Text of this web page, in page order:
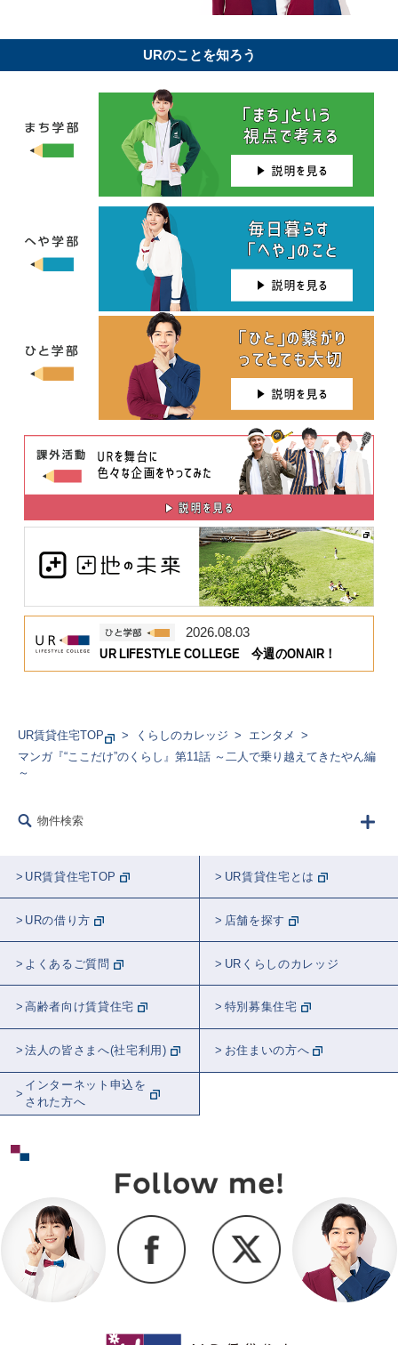
URのことを知ろう
2026.08.03
UR LIFESTYLE COLLEGE 今週のONAIR！
UR賃貸住宅TOP くらしのカレッジ
エンタメ
マンガ『“ここだけ”のくらし』第11話 ～二人で乗り越えてきたやん編
～
物件検索
UR賃貸住宅TOP UR賃貸住宅とは
URの借り方 店舗を探す
よくあるご質問 URくらしのカレッジ
高齢者向け賃貸住宅 特別募集住宅
法人の皆さまへ(社宅利用) お住まいの方へ
インターネット申込を
された方へ